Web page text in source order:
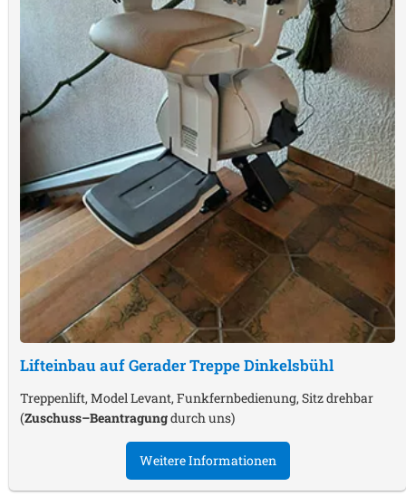
Lifteinbau auf Gerader TreppeDinkelsbühl
Treppenlift, Model Levant, Funkfernbedienung, Sitz drehbar
(Zuschuss–Beantragungdurch uns)
Weitere Informationen